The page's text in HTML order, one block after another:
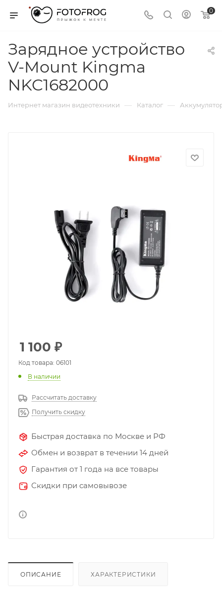
0
Зарядное устройство
V-Mount Kingma
NKC1682000
Интернет магазин видеотехники — Каталог —
1 100 ₽
Код товара: 06101
В наличии
Рассчитать доставку
Получить скидку
Быстрая доставка по Москве и РФ
Обмен и возврат в течении 14 дней
Гарантия от 1 года на все товары
Скидки при самовывозе
ОПИСАНИЕ ХАРАКТЕРИСТИКИ